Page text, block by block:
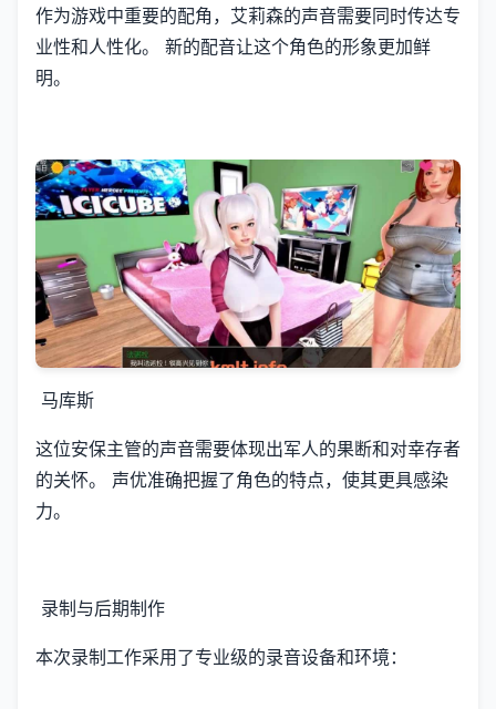
作为游戏中重要的配角，艾莉森的声音需要同时传达专
业性和人性化。 新的配音让这个角色的形象更加鲜
明。
马库斯
这位安保主管的声音需要体现出军人的果断和对幸存者
的关怀。 声优准确把握了角色的特点，使其更具感染
力。
录制与后期制作
本次录制工作采用了专业级的录音设备和环境：